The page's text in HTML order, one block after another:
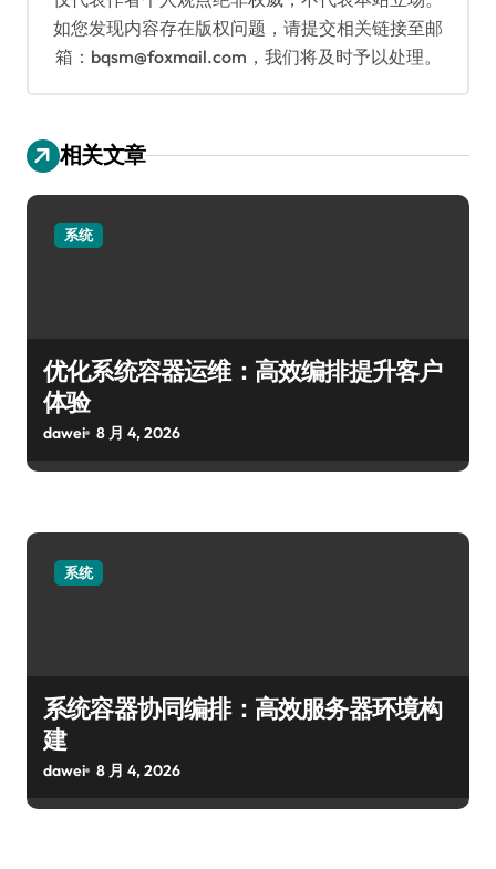
如您发现内容存在版权问题，请提交相关链接至邮
箱：bqsm@foxmail.com，我们将及时予以处理。
相关文章
系统
优化系统容器运维：高效编排提升客户
体验
dawei 8 月 4, 2026
系统
系统容器协同编排：高效服务器环境构
建
dawei 8 月 4, 2026